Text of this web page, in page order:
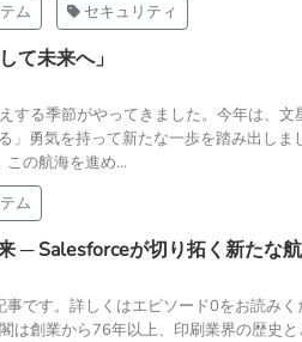
ム セキュリティ
て未来へ」
る季節がやってきました。今年は、文
勇気を持って新たな一歩を踏み出しま
の航海を進め...
ム
─ Salesforceが切り拓く新たな
です。詳しくはエピソード0をお読み
創業から76年以上、印刷業界の歴史